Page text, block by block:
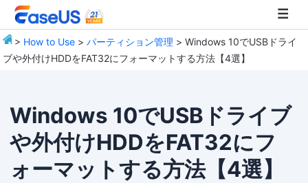
> How to Use >パーティション管理 > Windows 10でUSBドライ
ブや外付けHDDをFAT32にフォーマットする方法【4選】
Windows 10でUSBドライブ
や外付けHDDをFAT32にフ
ォーマットする方法【4選】